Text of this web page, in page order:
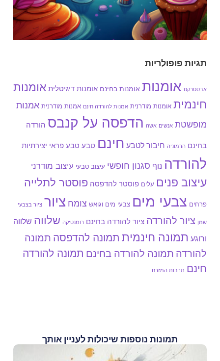
תגיות פופולריות
אבסטרקט אומנות אומנות בחינם אומנות דיגיטלית אומנות
חינמית אומנות מודרנית אמנות להורדה חינם אמנות מודרנית אמנות
מופשטת אנשים אשה הדפסה על קנבס הורדה
בחינם הרמוניה חיבור לטבע חינם טבע טבע פראי יצירתיות
להורדה נוף סגנון חופשי עיצוב טבעי עיצוב מודרני
עיצוב פנים עלים פוסטר להדפסה פוסטר לתלייה
פרחים צבעי מים צבעי מים וגואש צומח ציור ציור בצבעי
שמן ציור להורדה ציור להורדה בחינם רומנטיקה שלווה שלווה
ורוגע תמונה חינמית תמונה להדפסה תמונה
להורדה תמונה להורדה בחינם תמונה להורדה
חינם תרבות המזרח
תמונות נוספות שיכולות לעניין אותך